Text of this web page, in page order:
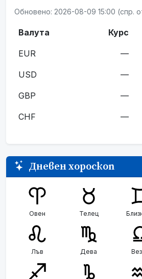
Валута Курс
EUR —
USD —
GBP —
CHF —
Обновено: 2026-08-09 15:00 (спр.
Дневен хороскоп
Овен Телец
Лъв Дева